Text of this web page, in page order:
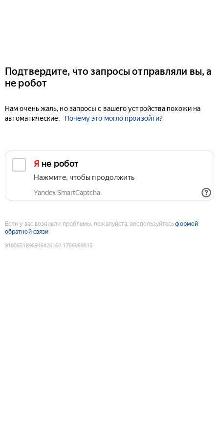
Подтвердите, что запросы отправляли вы, а
не робот
Нам очень жаль, но запросы с вашего устройства похожи на
автоматические.
Почему это могло произойти?
Я не робот
Нажмите, чтобы продолжить
Yandex SmartCaptcha
Если у вас возникли проблемы, пожалуйста, воспользуйтесьформой
обратной связи
9180651896946426160:1786069815